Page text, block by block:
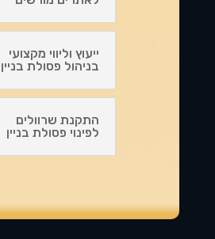
ייעוץ וליווי מקצועי
בניהול פסולת בניין
התקנת שרוולים
לפינוי פסולת בניין